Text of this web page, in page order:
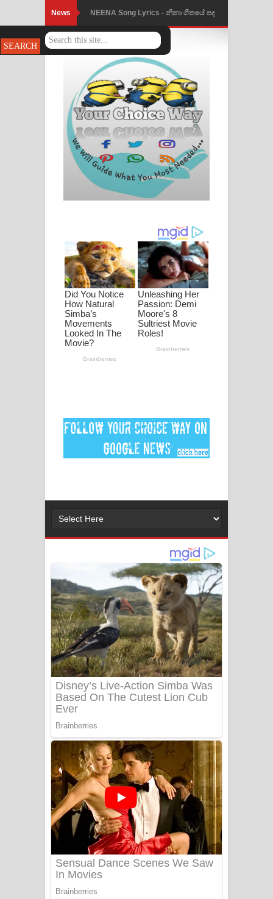
News NEENA Song Lyrics - නීනා ගීතයේ පද
පෙළ
Ahimi Wimai Himi Song Lyrics - අහිමි
විමයි හිමි ගීතයේ පද පෙළ
Mathaka Parana Song Lyrics - මතක
පාරනා ගීතයේ පද පෙළ
Nimnadhen Song Lyrics - නිම්නාදෙන්
ගීතයේ පද පෙළ
ඔබමයි මගේ ආදරේ ගීතයේ පද පෙළ
Pansal Gihin Song Lyrics - පන්සල් ගිහිං
ගීතයේ පද පෙළ
Ankeliya Song Lyrics - අංකෙළිය ගීතයේ
පද පෙළ
MANAMALA KATHA Song Lyrics -
මනමාල කතා ගීතයේ පද පෙළ
2026 football world cup song lyrics
Gemak Deela Song Lyrics - ගේමක් දීලා
ගීතයේ පද පෙළ
Niwuna Numba Hinda Song Lyrics -
නිවුනා නුඹ හින්දා ගීතයේ පද පෙළ
Numba Dun Aadare Song Lyrics - නුඹ
Liyamuda Dan Anagathe Song Lyrics
- ලියමුද දැන් අනාගතේ ගීතයේ පද පෙළ
Doni Song Lyrics - දෝණි ගීතයේ පද
පෙළ
Benthara Palame Song Lyrics -
බෙන්තර පාලමේ ගීතයේ පද පෙළ